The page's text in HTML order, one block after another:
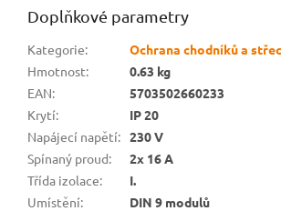
Doplňkové parametry
Kategorie:
Ochrana chodníků a
Hmotnost:
0.63 kg
EAN:
5703502660233
Krytí:
IP 20
Napájecí napětí: 230 V
Spínaný proud:
2x 16 A
Třída izolace:
I.
Umístění:
DIN 9 modulů